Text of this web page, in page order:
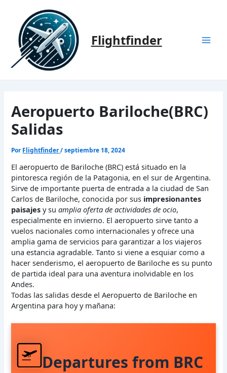
contenido
Flightfinder
Aeropuerto Bariloche(BRC)
Salidas
Por Flightfinder/septiembre 18, 2024
El aeropuerto de Bariloche (BRC) está situado en la
pintoresca región de la Patagonia, en el sur de Argentina.
Sirve de importante puerta de entrada a la ciudad de San
Carlos de Bariloche, conocida por sus impresionantes
paisajes y suamplia oferta de actividades de ocio,
especialmente en invierno. El aeropuerto sirve tanto a
vuelos nacionales como internacionales y ofrece una
amplia gama de servicios para garantizar a los viajeros
una estancia agradable. Tanto si viene a esquiar como a
hacer senderismo, el aeropuerto de Bariloche es su punto
de partida ideal para una aventura inolvidable en los
Andes.
Todas las salidas desde el Aeropuerto de Bariloche en
Argentina para hoy y mañana:
Departures from BRC